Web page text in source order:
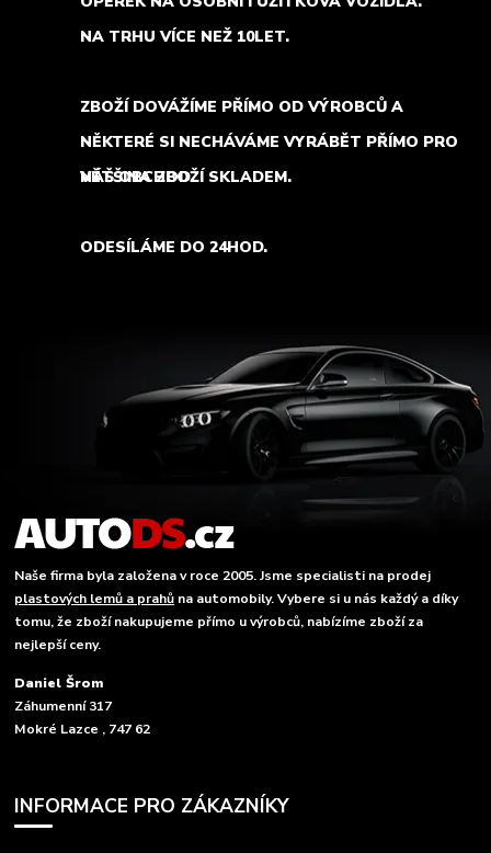
NA TRHU VÍCE NEŽ 10LET.
ZBOŽÍ DOVÁŽÍME PŘÍMO OD VÝROBCŮ A
NĚKTERÉ SI NECHÁVÁME VYRÁBĚT PŘÍMO PRO
NÁŠ OBCHOD.
VĚTŠINA ZBOŽÍ SKLADEM.
ODESÍLÁME DO 24HOD.
Naše firma byla založena v roce 2005. Jsme specialisti na prodej
plastových lemů a prahů na automobily. Vybere si u nás každý a díky
tomu, že zboží nakupujeme přímo u výrobců, nabízíme zboží za
nejlepší ceny.
Daniel Šrom
Záhumenní 317
Mokré Lazce , 747 62
INFORMACE PRO ZÁKAZNÍKY